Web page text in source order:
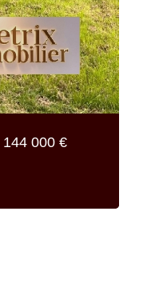
144 000 €